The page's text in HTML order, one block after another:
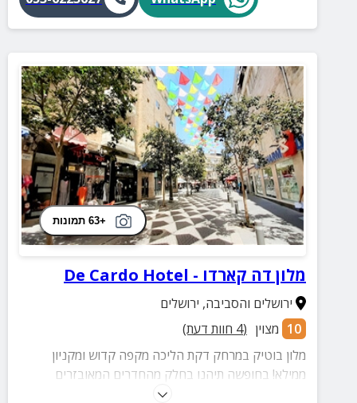
+63 תמונות
מלון דה קארדו - De Cardo Hotel
ירושלים והסביבה, ירושלים
10 מצוין (
4 חוות דעת)
מלון בוטיק במרחק דקת הליכה מקפה קדוש ומקניון
ממילא! בחופשה תיהנו בחלק מהחדרים המאובזרים
ממטבח מצויד, סלון אירוח, מכונת אספרסו ומרפסות לנוף.